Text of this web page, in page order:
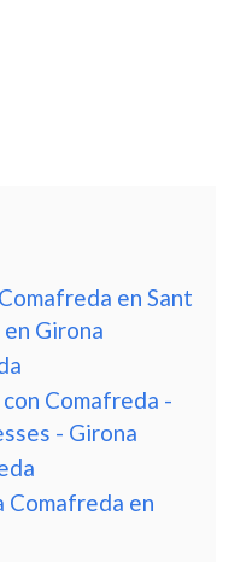
en Sant
Girona
Comafreda -
- Girona
Comafreda en